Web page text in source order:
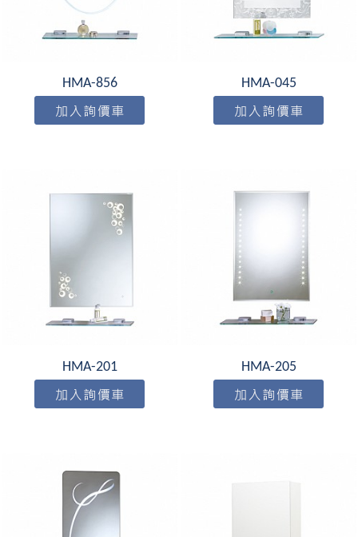
HMA-856 HMA-045
HMA-201 HMA-205